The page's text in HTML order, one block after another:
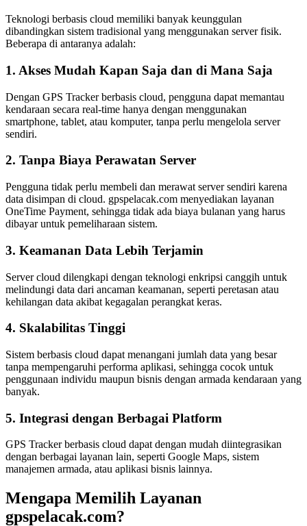
Teknologi berbasis cloud memiliki banyak keunggulan
dibandingkan sistem tradisional yang menggunakan server fisik.
Beberapa di antaranya adalah:
1. Akses Mudah Kapan Saja dan di Mana Saja
Dengan GPS Tracker berbasis cloud, pengguna dapat memantau
kendaraan secara real-time hanya dengan menggunakan
smartphone, tablet, atau komputer, tanpa perlu mengelola server
sendiri.
2. Tanpa Biaya Perawatan Server
Pengguna tidak perlu membeli dan merawat server sendiri karena
data disimpan di cloud. gpspelacak.com menyediakan layanan
OneTime Payment, sehingga tidak ada biaya bulanan yang harus
dibayar untuk pemeliharaan sistem.
3. Keamanan Data Lebih Terjamin
Server cloud dilengkapi dengan teknologi enkripsi canggih untuk
melindungi data dari ancaman keamanan, seperti peretasan atau
kehilangan data akibat kegagalan perangkat keras.
4. Skalabilitas Tinggi
Sistem berbasis cloud dapat menangani jumlah data yang besar
tanpa mempengaruhi performa aplikasi, sehingga cocok untuk
penggunaan individu maupun bisnis dengan armada kendaraan yang
banyak.
5. Integrasi dengan Berbagai Platform
GPS Tracker berbasis cloud dapat dengan mudah diintegrasikan
dengan berbagai layanan lain, seperti Google Maps, sistem
manajemen armada, atau aplikasi bisnis lainnya.
Mengapa Memilih Layanan
gpspelacak.com?